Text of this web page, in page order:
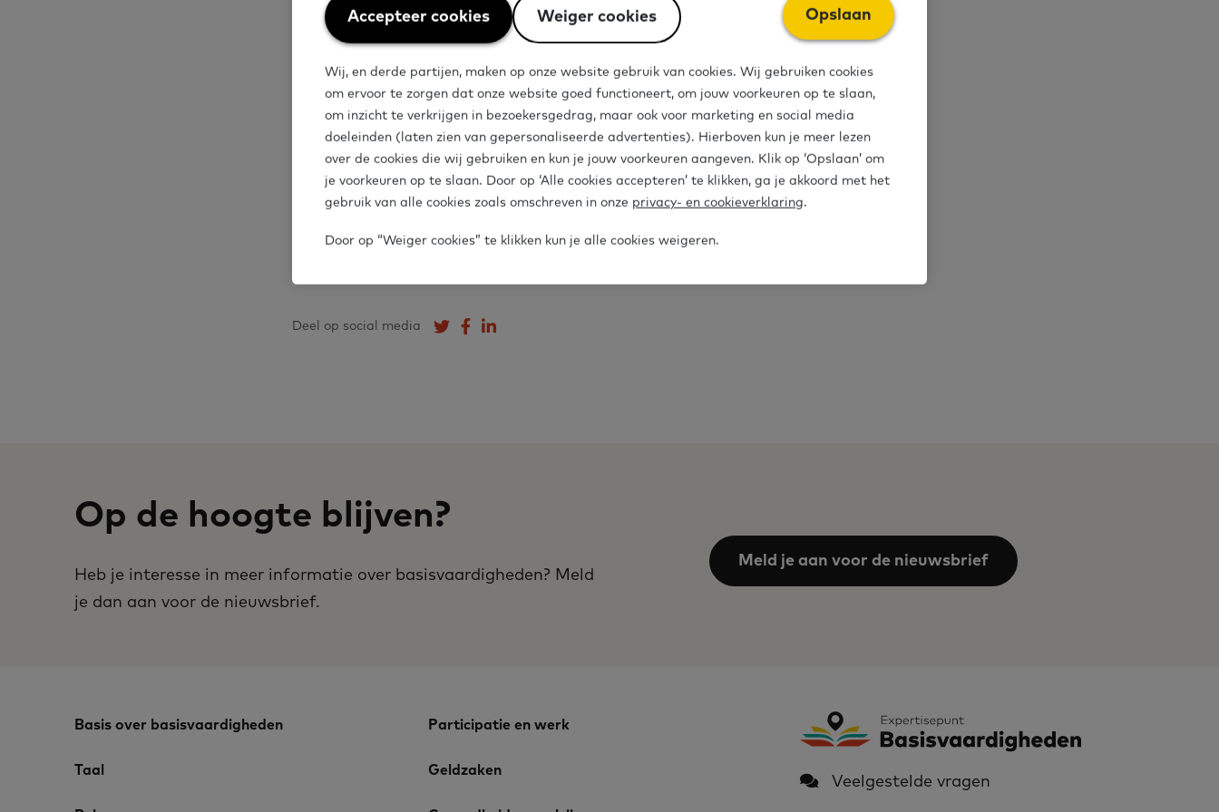
gebruiken? Met al je vragen kan je terecht bij onze vraagbaak. Stel je vraag via
contactformulierop de website van het Expertisepunt Basisvaardigheden.
Je kunt de vraagbaak ook bellen of mailen.
Telefoon: 085 - 760 7450 (ma-vrij 10.00-12.00 uur)
Deel op social media Deel op Twitter
Deel op Facebook
Op de hoogte blijven?
Heb je interesse in meer informatie over basisvaardigheden? Meld
je dan aan voor de nieuwsbrief.
Meld je aan voor de nieuwsbrief
Basis over basisvaardigheden Participatie en werk
Taal Geldzaken
Veelgestelde vragen
Accepteer cookies Weiger cookies Opslaan
Weiger
cookies
Wij, en derde partijen, maken op onze website gebruik van cookies. Wij gebruiken cookies
om ervoor te zorgen dat onze website goed functioneert, om jouw voorkeuren op te slaan,
om inzicht te verkrijgen in bezoekersgedrag, maar ook voor marketing en social media
doeleinden (laten zien van gepersonaliseerde advertenties). Hierboven kun je meer lezen
over de cookies die wij gebruiken en kun je jouw voorkeuren aangeven. Klik op ‘Opslaan’ om
je voorkeuren op te slaan. Door op ‘Alle cookies accepteren’ te klikken, ga je akkoord met het
gebruik van alle cookies zoals omschreven in onze privacy- en cookieverklaring.
Door op “Weiger cookies” te klikken kun je alle cookies weigeren.